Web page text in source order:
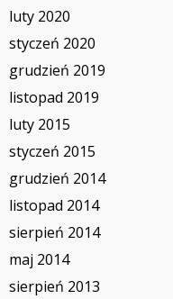
luty 2020
styczeń 2020
grudzień 2019
listopad 2019
luty 2015
styczeń 2015
grudzień 2014
listopad 2014
sierpień 2014
maj 2014
sierpień 2013